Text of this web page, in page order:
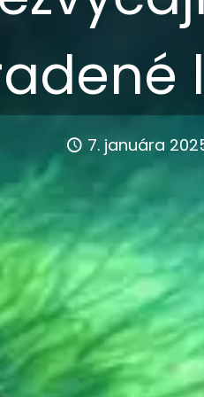
7. januára